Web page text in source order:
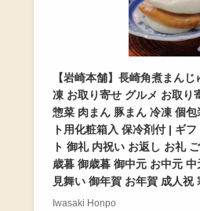
【岩崎本舗】長崎角煮まん
凍 お取り寄せ グルメ お取り
惣菜 肉まん 豚まん 冷凍 個
ト用化粧箱入 保冷剤付 | ギ
ト 御礼 内祝い お返し お礼
歳暮 御歳暮 御中元 お中元
見舞い 御年賀 お年賀 成人祝
Iwasaki Honpo